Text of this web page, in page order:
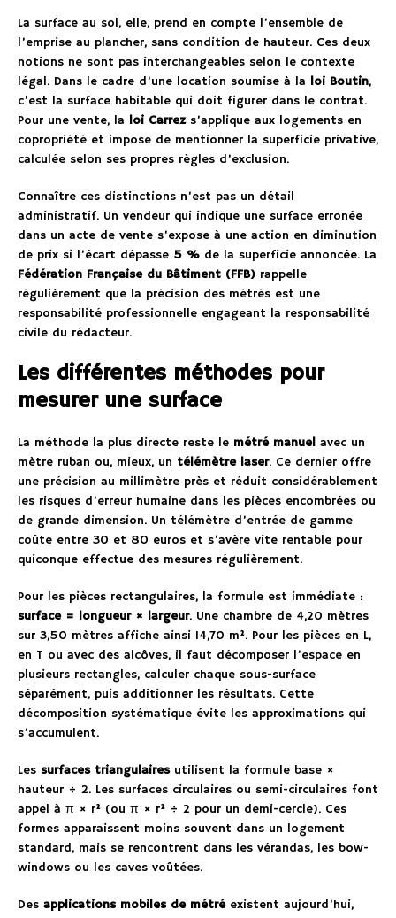
La surface au sol, elle, prend en compte l’ensemble de
l’emprise au plancher, sans condition de hauteur. Ces deux
notions ne sont pas interchangeables selon le contexte
légal. Dans le cadre d’une location soumise à la loi Boutin,
c’est la surface habitable qui doit figurer dans le contrat.
Pour une vente, la loi Carrezs’applique aux logements en
copropriété et impose de mentionner la superficie privative,
calculée selon ses propres règles d’exclusion.
Connaître ces distinctions n’est pas un détail
administratif. Un vendeur qui indique une surface erronée
dans un acte de vente s’expose à une action en diminution
de prix si l’écart dépasse 5 % de la superficie annoncée. La
Fédération Française du Bâtiment (FFB) rappelle
régulièrement que la précision des métrés est une
responsabilité professionnelle engageant la responsabilité
civile du rédacteur.
Les différentes méthodes pour
mesurer une surface
La méthode la plus directe reste le métré manuel avec un
mètre ruban ou, mieux, un télémètre laser. Ce dernier offre
une précision au millimètre près et réduit considérablement
les risques d’erreur humaine dans les pièces encombrées ou
de grande dimension. Un télémètre d’entrée de gamme
coûte entre 30 et 80 euros et s’avère vite rentable pour
quiconque effectue des mesures régulièrement.
Pour les pièces rectangulaires, la formule est immédiate :
surface = longueur × largeur. Une chambre de 4,20 mètres
sur 3,50 mètres affiche ainsi 14,70 m². Pour les pièces en L,
en T ou avec des alcôves, il faut décomposer l’espace en
plusieurs rectangles, calculer chaque sous-surface
séparément, puis additionner les résultats. Cette
décomposition systématique évite les approximations qui
s’accumulent.
Les surfaces triangulairesutilisent la formule base ×
hauteur ÷ 2. Les surfaces circulaires ou semi-circulaires font
appel à π × r² (ou π × r² ÷ 2 pour un demi-cercle). Ces
formes apparaissent moins souvent dans un logement
standard, mais se rencontrent dans les vérandas, les bow-
windows ou les caves voûtées.
Des applications mobiles de métréexistent aujourd’hui,